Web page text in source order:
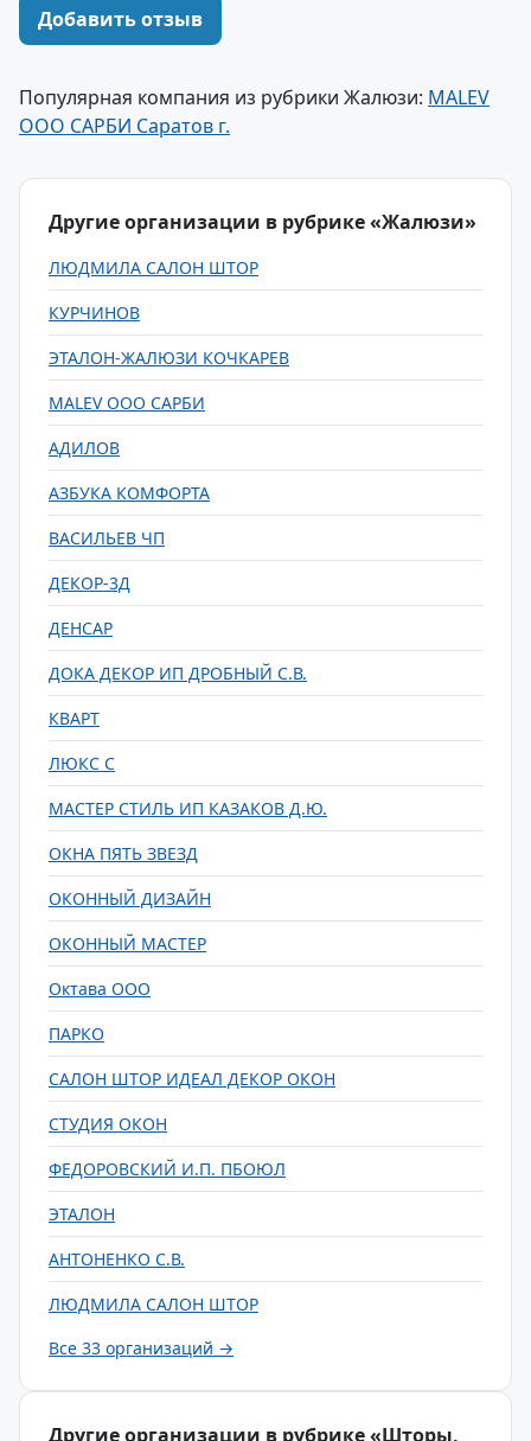
Добавить отзыв
Популярная компания из рубрики Жалюзи: MALEV
ООО САРБИ Саратов г.
Другие организации в рубрике «Жалюзи»
ЛЮДМИЛА САЛОН ШТОР
КУРЧИНОВ
ЭТАЛОН-ЖАЛЮЗИ КОЧКАРЕВ
MALEV ООО САРБИ
АДИЛОВ
АЗБУКА КОМФОРТА
ВАСИЛЬЕВ ЧП
ДЕКОР-3Д
ДЕНСАР
ДОКА ДЕКОР ИП ДРОБНЫЙ С.В.
КВАРТ
ЛЮКС С
МАСТЕР СТИЛЬ ИП КАЗАКОВ Д.Ю.
ОКНА ПЯТЬ ЗВЕЗД
ОКОННЫЙ ДИЗАЙН
ОКОННЫЙ МАСТЕР
Октава ООО
ПАРКО
САЛОН ШТОР ИДЕАЛ ДЕКОР ОКОН
СТУДИЯ ОКОН
ФЕДОРОВСКИЙ И.П. ПБОЮЛ
ЭТАЛОН
АНТОНЕНКО С.В.
ЛЮДМИЛА САЛОН ШТОР
Все 33 организаций →
Другие организации в рубрике «Шторы,